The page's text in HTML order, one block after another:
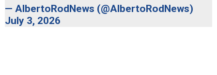
— AlbertoRodNews (@AlbertoRodNews)
July 3, 2026